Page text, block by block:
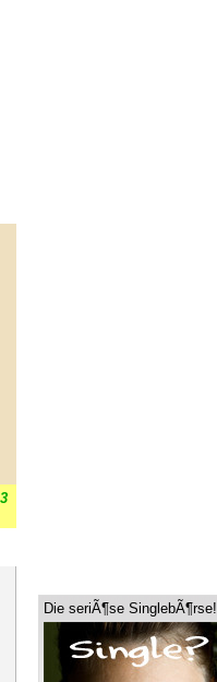
Die seriÃ¶se SinglebÃ¶rse!